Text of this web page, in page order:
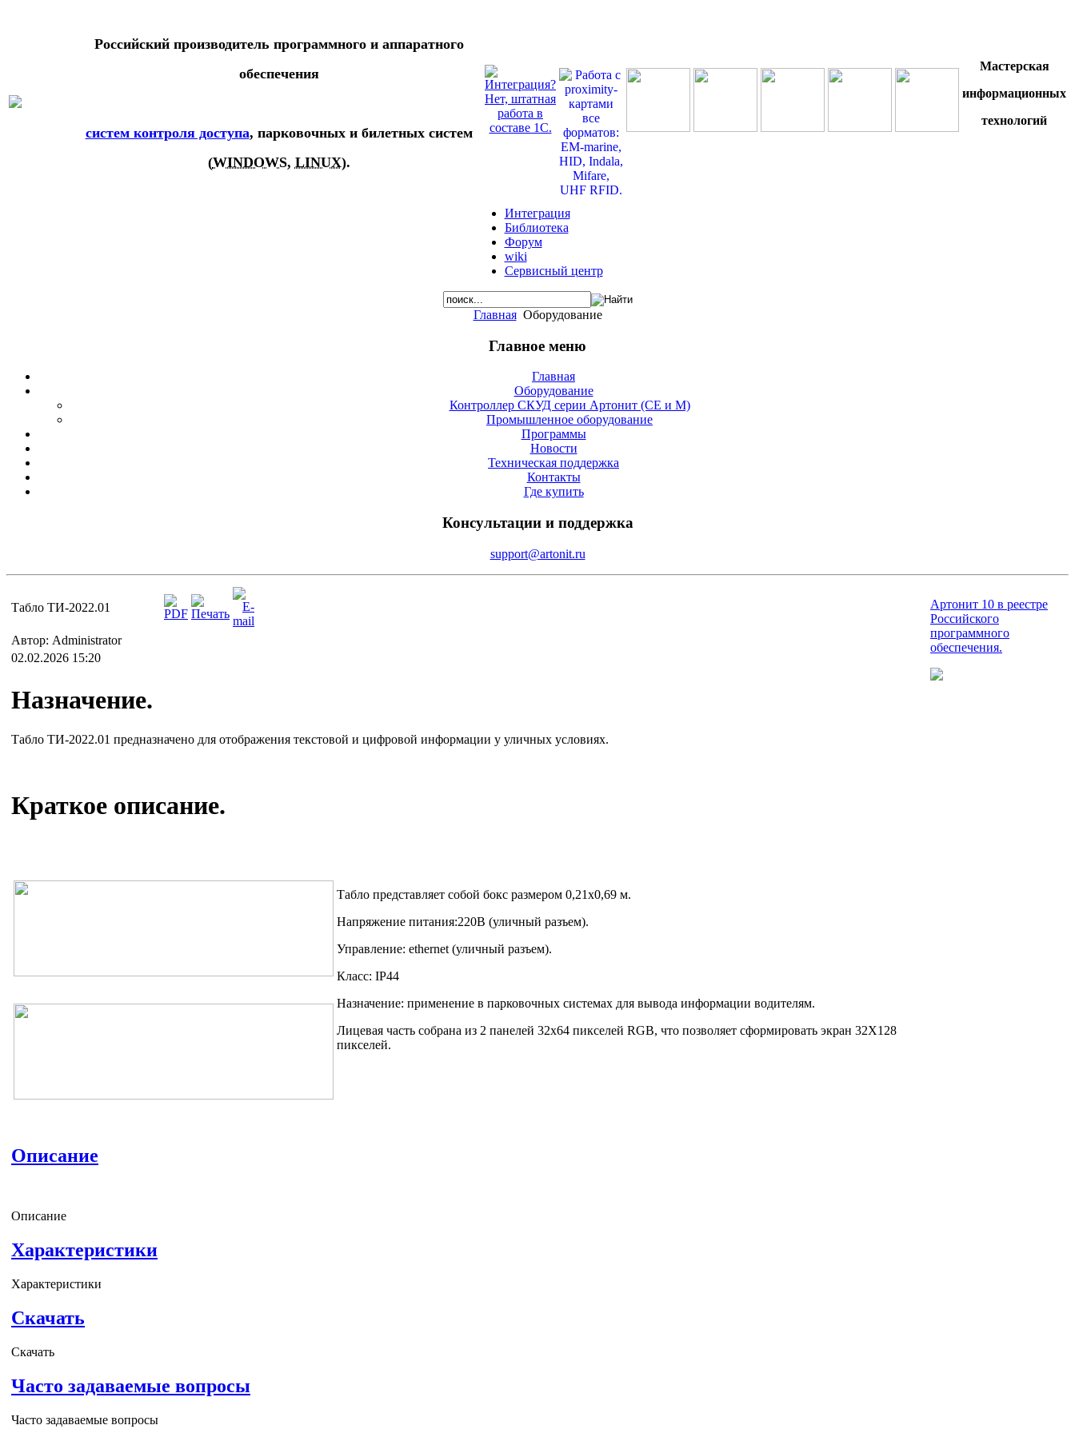
Российский производитель программного и аппаратного
обеспечения
систем контроля доступа, парковочных и билетных систем
(WINDOWS, LINUX).
Мастерская
информационных
технологий
Интеграция
Библиотека
Форум
wiki
Сервисный центр
Главная Оборудование
Главное меню
Главная
Оборудование
Контроллер СКУД серии Артонит (СE и М)
Промышленное оборудование
Программы
Новости
Техническая поддержка
Контакты
Где купить
Консультации и поддержка
support@artonit.ru
Табло ТИ-2022.01
Автор: Administrator
02.02.2026 15:20
Назначение.
Табло ТИ-2022.01 предназначено для отображения текстовой и цифровой информации у уличных условиях.
Краткое описание.
Табло представляет собой бокс размером 0,21х0,69 м.
Напряжение питания:220В (уличный разъем).
Управление: ethernet (уличный разъем).
Класс: IP44
Назначение: применение в парковочных системах для вывода информации водителям.
Лицевая часть собрана из 2 панелей 32х64 пикселей RGB, что позволяет сформировать экран 32Х128
пикселей.
Описание
Описание
Характеристики
Характеристики
Скачать
Скачать
Часто задаваемые вопросы
Часто задаваемые вопросы
Артонит 10 в реестре
Российского
программного
обеспечения.